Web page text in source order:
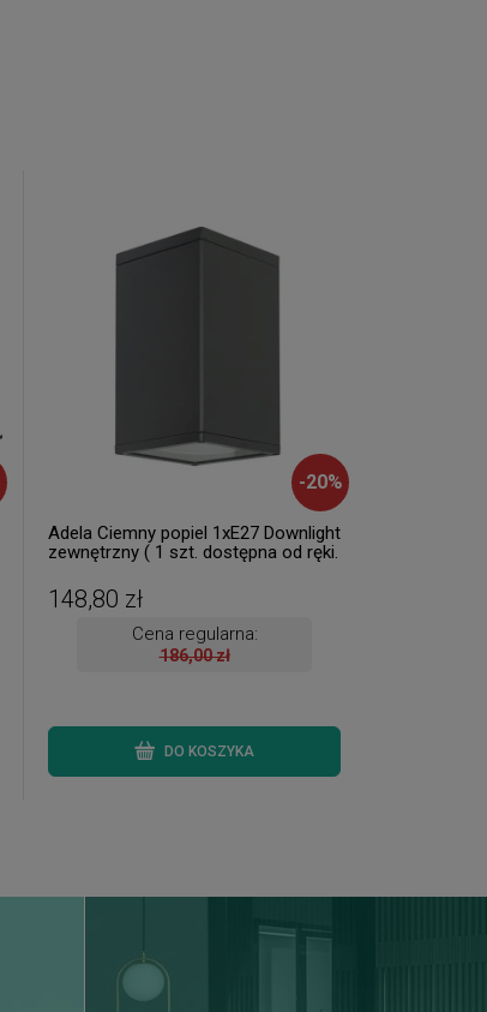
-20%
Adela Ciemny popiel 1xE27 Downlight
zewnętrzny ( 1 szt. dostępna od ręki.
148,80 zł
Cena regularna:
186,00 zł
DO KOSZYKA